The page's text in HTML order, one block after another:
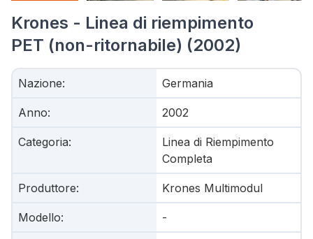
Krones - Linea di riempimento
PET (non-ritornabile) (2002)
Nazione: Germania
Anno: 2002
Categoria:
Linea di Riempimento
Completa
Produttore: Krones Multimodul
Modello: -